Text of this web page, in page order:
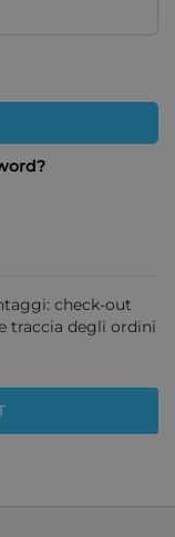
check-out
traccia degli ordini